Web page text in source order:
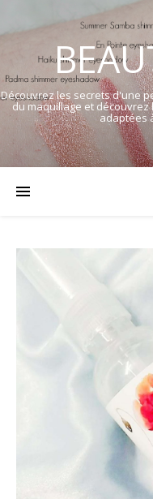
Découvrez les secrets d'une
du maquillage et
adaptées